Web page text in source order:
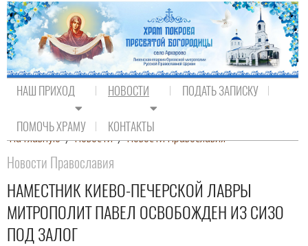
НАШ ПРИХОД НОВОСТИ ПОДАТЬ ЗАПИСКУ
ПОМОЧЬ ХРАМУ КОНТАКТЫ
На главную / Новости / Новости Православия
Новости Православия
НАМЕСТНИК КИЕВО-ПЕЧЕРСКОЙ ЛАВРЫ
МИТРОПОЛИТ ПАВЕЛ ОСВОБОЖДЕН ИЗ СИЗО
ПОД ЗАЛОГ